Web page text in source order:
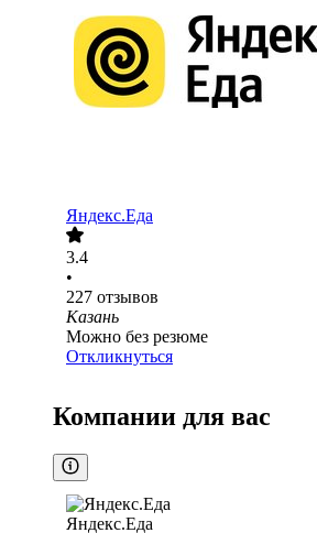
Яндекс.Еда
3.4
•
227 отзывов
Казань
Можно без резюме
Откликнуться
Компании для вас
Яндекс.Еда